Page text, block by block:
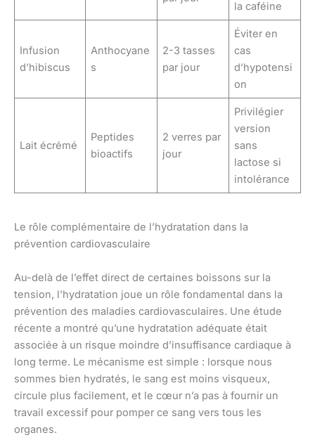
la caféine
Infusion
d’hibiscus
Anthocyane
s
2-3 tasses
par jour
Éviter en
cas
d’hypotensi
on
Lait écrémé
Peptides
bioactifs
2 verres par
jour
Privilégier
version
sans
lactose si
intolérance
Le rôle complémentaire de l’hydratation dans la
prévention cardiovasculaire
Au-delà de l’effet direct de certaines boissons sur la
tension, l’hydratation joue un rôle fondamental dans la
prévention des maladies cardiovasculaires. Une étude
récente a montré qu’une hydratation adéquate était
associée à un risque moindre d’insuffisance cardiaque à
long terme. Le mécanisme est simple : lorsque nous
sommes bien hydratés, le sang est moins visqueux,
circule plus facilement, et le cœur n’a pas à fournir un
travail excessif pour pomper ce sang vers tous les
organes.